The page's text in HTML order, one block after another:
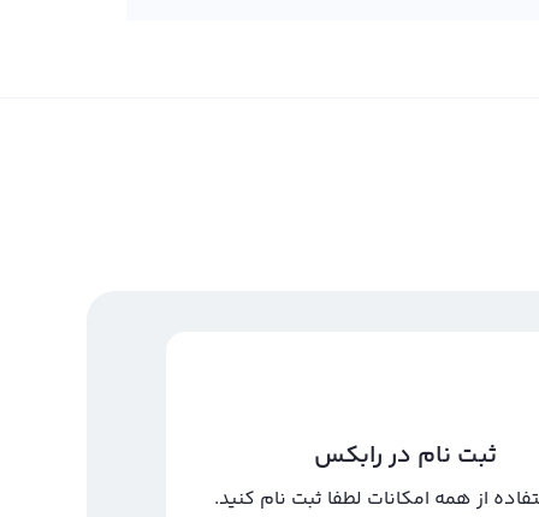
ثبت نام در رابکس
از همه امکانات لطفا ثبت نام کنید.